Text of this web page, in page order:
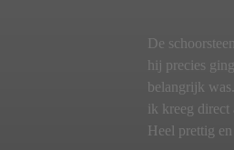
De
hij precies
belangrijk
ik kreeg
Heel prettig